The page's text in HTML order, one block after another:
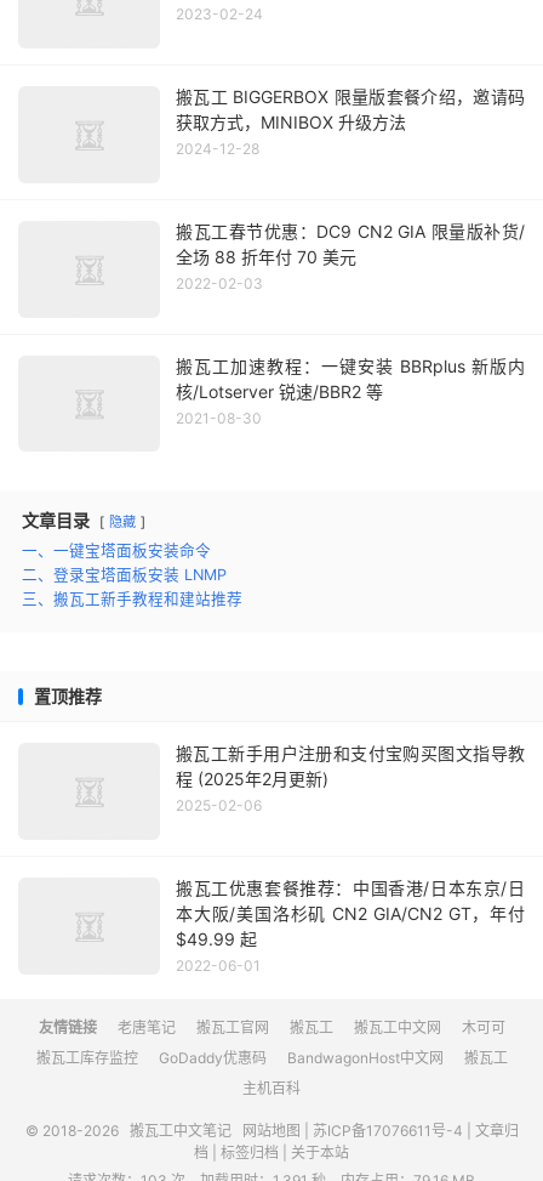
2023-02-24
搬瓦工 BIGGERBOX 限量版套餐介绍，邀请码
获取方式，MINIBOX 升级方法
2024-12-28
搬瓦工春节优惠：DC9 CN2 GIA 限量版补货/
全场 88 折年付 70 美元
2022-02-03
搬瓦工加速教程：一键安装 BBRplus 新版内
核/Lotserver 锐速/BBR2 等
2021-08-30
文章目录 隐藏
一、一键宝塔面板安装命令
二、登录宝塔面板安装 LNMP
三、搬瓦工新手教程和建站推荐
置顶推荐
搬瓦工新手用户注册和支付宝购买图文指导教
程 (2025年2月更新)
2025-02-06
搬瓦工优惠套餐推荐：中国香港/日本东京/日
本大阪/美国洛杉矶 CN2 GIA/CN2 GT，年付
$49.99 起
2022-06-01
友情链接 老唐笔记 搬瓦工官网 搬瓦工 搬瓦工中文网
木可可
搬瓦工库存监控
GoDaddy优惠码 BandwagonHost中文网
搬瓦工
主机百科
© 2018-2026 搬瓦工中文笔记 网站地图 苏ICP备17076611号-4
文章归
档
标签归档
关于本站